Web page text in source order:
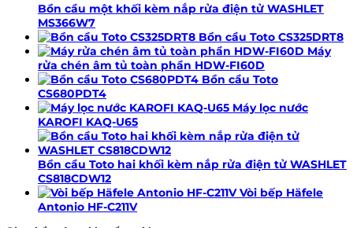
Bồn cầu một khối kèm nắp rửa điện tử WASHLET
MS366W7
Bồn cầu Toto CS325DRT8
Máy
rửa chén âm tủ toàn phần HDW-FI60D
Bồn cầu Toto
CS680PDT4
Máy lọc nước
KAROFI KAQ-U65
Bồn cầu Toto hai khối kèm nắp rửa điện tử WASHLET
CS818CDW12
Vòi bếp Häfele
Antonio HF-C211V